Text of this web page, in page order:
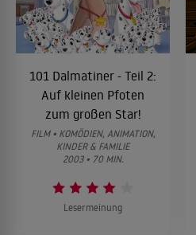
101 Dalmatiner - Teil 2:
Auf kleinen Pfoten
zum großen Star!
FILM • KOMÖDIEN, ANIMATION,
KINDER & FAMILIE
2003 • 70 MIN.
Lesermeinung